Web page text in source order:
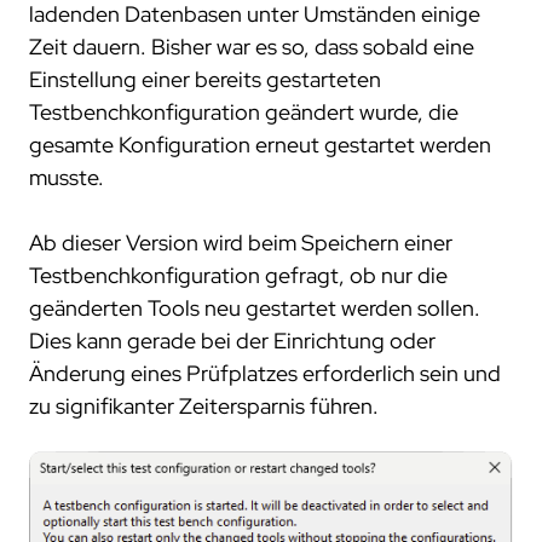
ladenden Datenbasen unter Umständen einige
Zeit dauern. Bisher war es so, dass sobald eine
Einstellung einer bereits gestarteten
Testbenchkonfiguration geändert wurde, die
gesamte Konfiguration erneut gestartet werden
musste.
Ab dieser Version wird beim Speichern einer
Testbenchkonfiguration gefragt, ob nur die
geänderten Tools neu gestartet werden sollen.
Dies kann gerade bei der Einrichtung oder
Änderung eines Prüfplatzes erforderlich sein und
zu signifikanter Zeitersparnis führen.